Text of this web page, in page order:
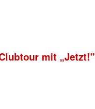
mit „Jetzt!"